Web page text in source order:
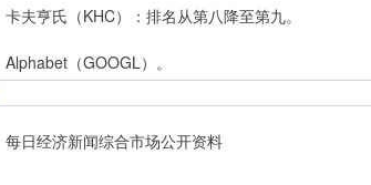
亨氏（KHC）：排名从第八降至第九。
（GOOGL）。
经济新闻综合市场公开资料